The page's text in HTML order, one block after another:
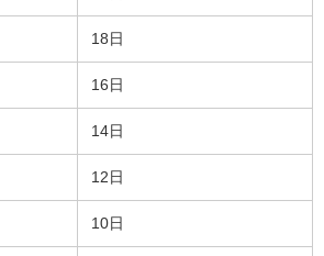
18日
16日
14日
12日
10日